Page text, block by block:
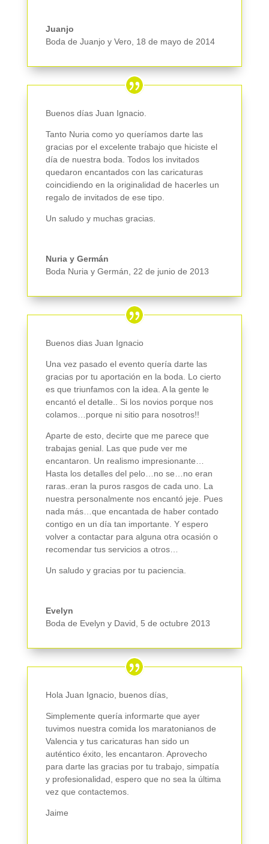
Juanjo
Boda de Juanjo y Vero, 18 de mayo de 2014
Buenos días Juan Ignacio.
Tanto Nuria como yo queríamos darte las
gracias por el excelente trabajo que hiciste el
día de nuestra boda. Todos los invitados
quedaron encantados con las caricaturas
coincidiendo en la originalidad de hacerles un
regalo de invitados de ese tipo.
Un saludo y muchas gracias.
Nuria y Germán
Boda Nuria y Germán
22 de junio de 2013
Buenos dias Juan Ignacio
Una vez pasado el evento quería darte las
gracias por tu aportación en la boda. Lo cierto
es que triunfamos con la idea. A la gente le
encantó el detalle.. Si los novios porque nos
colamos…porque ni sitio para nosotros!!
Aparte de esto, decirte que me parece que
trabajas genial. Las que pude ver me
encantaron. Un realismo impresionante…
Hasta los detalles del pelo…no se…no eran
raras..eran la puros rasgos de cada uno. La
nuestra personalmente nos encantó jeje. Pues
nada más…que encantada de haber contado
contigo en un día tan importante. Y espero
volver a contactar para alguna otra ocasión o
recomendar tus servicios a otros…
Un saludo y gracias por tu paciencia.
Evelyn
Boda de Evelyn y David
5 de octubre 2013
Hola Juan Ignacio, buenos días,
Simplemente quería informarte que ayer
tuvimos nuestra comida los maratonianos de
Valencia y tus caricaturas han sido un
auténtico éxito, les encantaron. Aprovecho
para darte las gracias por tu trabajo, simpatía
y profesionalidad, espero que no sea la última
vez que contactemos.
Jaime